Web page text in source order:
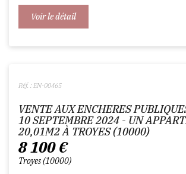
Voir le détail
VENTE AUX ENCHERES
10 SEPTEMBRE 2024 - UN
20,01M2 À TROYES (10000)
8 100 €
Troyes 10000
Réf. : EN-00465